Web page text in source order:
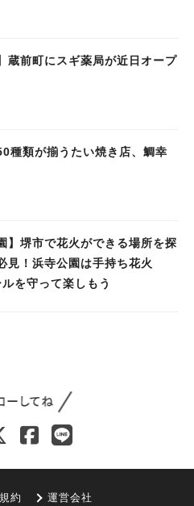
蔵前町にスギ薬局が近日オープ
種類が揃うたい焼き店、鯛幸
】堺市で花火ができる場所を探
見！浜寺公園は手持ち花火
を守って楽しもう
約 運営会社